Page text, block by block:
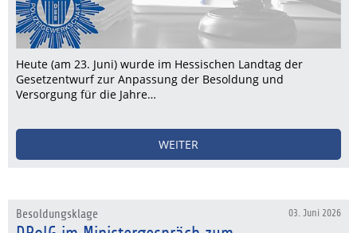
Heute (am 23. Juni) wurde im Hessischen Landtag der
Gesetzentwurf zur Anpassung der Besoldung und
Versorgung für die Jahre…
WEITER
03. Juni 2026
Besoldungsklage